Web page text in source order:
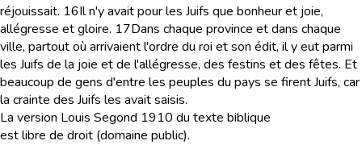
réjouissait. 16Il n'y avait pour les Juifs que bonheur et joie,
allégresse et gloire. 17Dans chaque province et dans chaque
ville, partout où arrivaient l'ordre du roi et son édit, il y eut parmi
les Juifs de la joie et de l'allégresse, des festins et des fêtes. Et
beaucoup de gens d'entre les peuples du pays se firent Juifs, car
la crainte des Juifs les avait saisis.
La version Louis Segond 1910 du texte biblique
est libre de droit (domaine public).